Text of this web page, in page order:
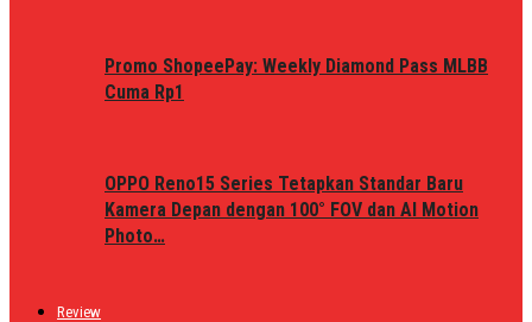
Promo ShopeePay: Weekly Diamond Pass MLBB
Cuma Rp1
OPPO Reno15 Series Tetapkan Standar Baru
Kamera Depan dengan 100° FOV dan AI Motion
Photo…
Review